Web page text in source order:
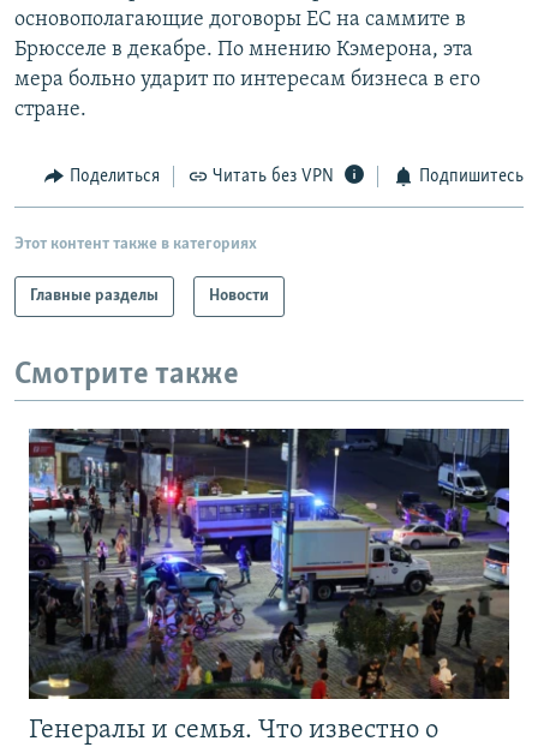
основополагающие договоры ЕС на саммите в
Брюсселе в декабре. По мнению Кэмерона, эта
мера больно ударит по интересам бизнеса в его
стране.
Поделиться Читать без VPN Подпишитесь
Этот контент также в категориях
Главные разделы Новости
Смотрите также
Генералы и семья. Что известно о